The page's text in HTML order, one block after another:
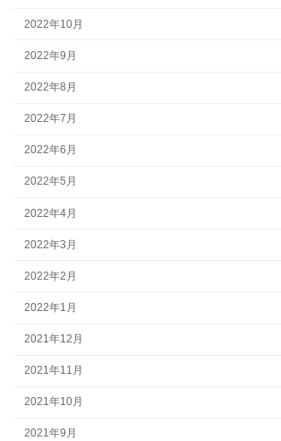
2022年10月
2022年9月
2022年8月
2022年7月
2022年6月
2022年5月
2022年4月
2022年3月
2022年2月
2022年1月
2021年12月
2021年11月
2021年10月
2021年9月